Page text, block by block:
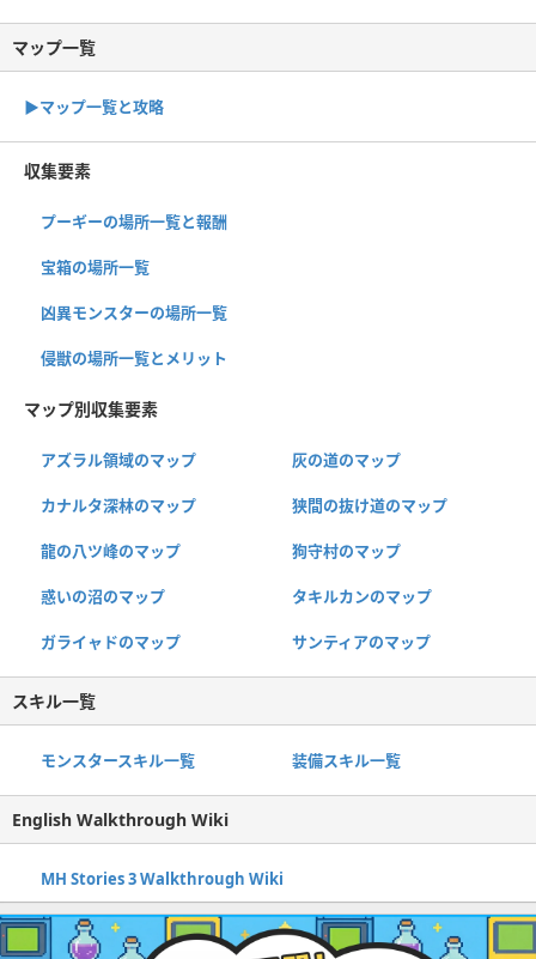
マップ一覧
▶︎マップ一覧と攻略
収集要素
プーギーの場所一覧と報酬
宝箱の場所一覧
凶異モンスターの場所一覧
侵獣の場所一覧とメリット
マップ別収集要素
アズラル領域のマップ 灰の道のマップ
カナルタ深林のマップ 狭間の抜け道のマップ
龍の八ツ峰のマップ 狗守村のマップ
惑いの沼のマップ タキルカンのマップ
ガライャドのマップ サンティアのマップ
スキル一覧
モンスタースキル一覧 装備スキル一覧
English Walkthrough Wiki
MH Stories 3 Walkthrough Wiki